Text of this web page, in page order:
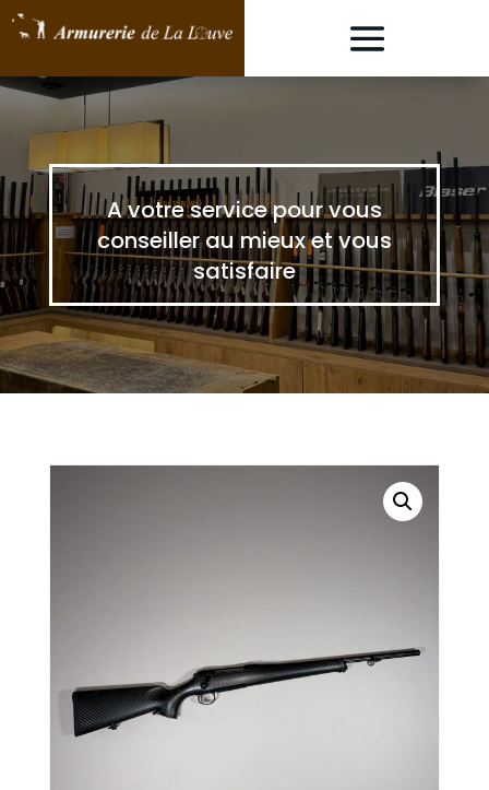
A votre service pour vous
conseiller au mieux et vous
satisfaire